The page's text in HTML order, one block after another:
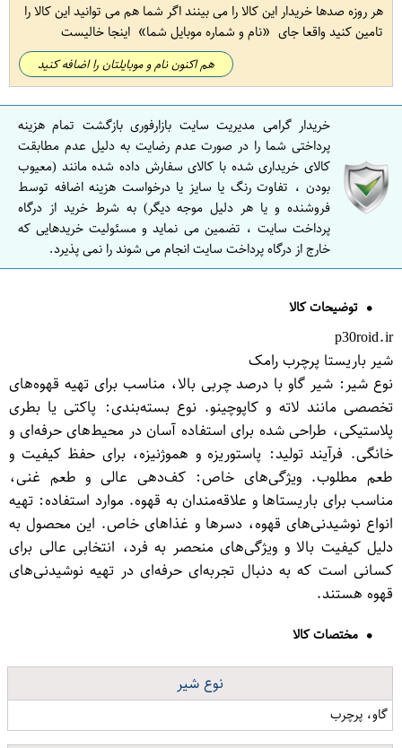
هر روزه صدها خریدار این کالا را می بینند اگر شما هم می توانید این کالا را
تامین کنید واقعا جای
نام و شماره موبایل شما اینجا خالیست
هم اکنون نام و موبایلتان را اضافه کنید
خریدار گرامی مدیریت سایت بازارفوری بازگشت تمام هزینه
پرداختی شما را در صورت عدم رضایت به دلیل عدم مطابقت
کالای خریداری شده با کالای سفارش داده شده مانند (معیوب
بودن ، تفاوت رنگ یا سایز یا درخواست هزینه اضافه توسط
فروشنده و یا هر دلیل موجه دیگر) به شرط خرید از درگاه
پرداخت سایت ، تضمین می نماید و مسئولیت خریدهایی که
خارج از درگاه پرداخت سایت انجام می شوند را نمی پذیرد.
توضیحات کالا
p30roid.ir
شیر باریستا پرچرب رامک
نوع شیر: شیر گاو با درصد چربی بالا، مناسب برای تهیه قهوه‌های
تخصصی مانند لاته و کاپوچینو. نوع بسته‌بندی: پاکتی یا بطری
پلاستیکی، طراحی شده برای استفاده آسان در محیط‌های حرفه‌ای و
خانگی. فرآیند تولید: پاستوریزه و هموژنیزه، برای حفظ کیفیت و
طعم مطلوب. ویژگی‌های خاص: کف‌دهی عالی و طعم غنی،
مناسب برای باریستاها و علاقه‌مندان به قهوه. موارد استفاده: تهیه
انواع نوشیدنی‌های قهوه، دسرها و غذاهای خاص. این محصول به
دلیل کیفیت بالا و ویژگی‌های منحصر به فرد، انتخابی عالی برای
کسانی است که به دنبال تجربه‌ای حرفه‌ای در تهیه نوشیدنی‌های
قهوه هستند.
مختصات کالا
نوع شیر
گاو، پرچرب